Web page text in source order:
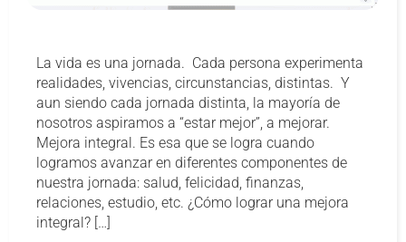
La vida es una jornada. Cada persona experimenta
realidades, vivencias, circunstancias, distintas. Y
aun siendo cada jornada distinta, la mayoría de
nosotros aspiramos a “estar mejor”, a mejorar.
Mejora integral. Es esa que se logra cuando
logramos avanzar en diferentes componentes de
nuestra jornada: salud, felicidad, finanzas,
relaciones, estudio, etc. ¿Cómo lograr una mejora
integral? […]